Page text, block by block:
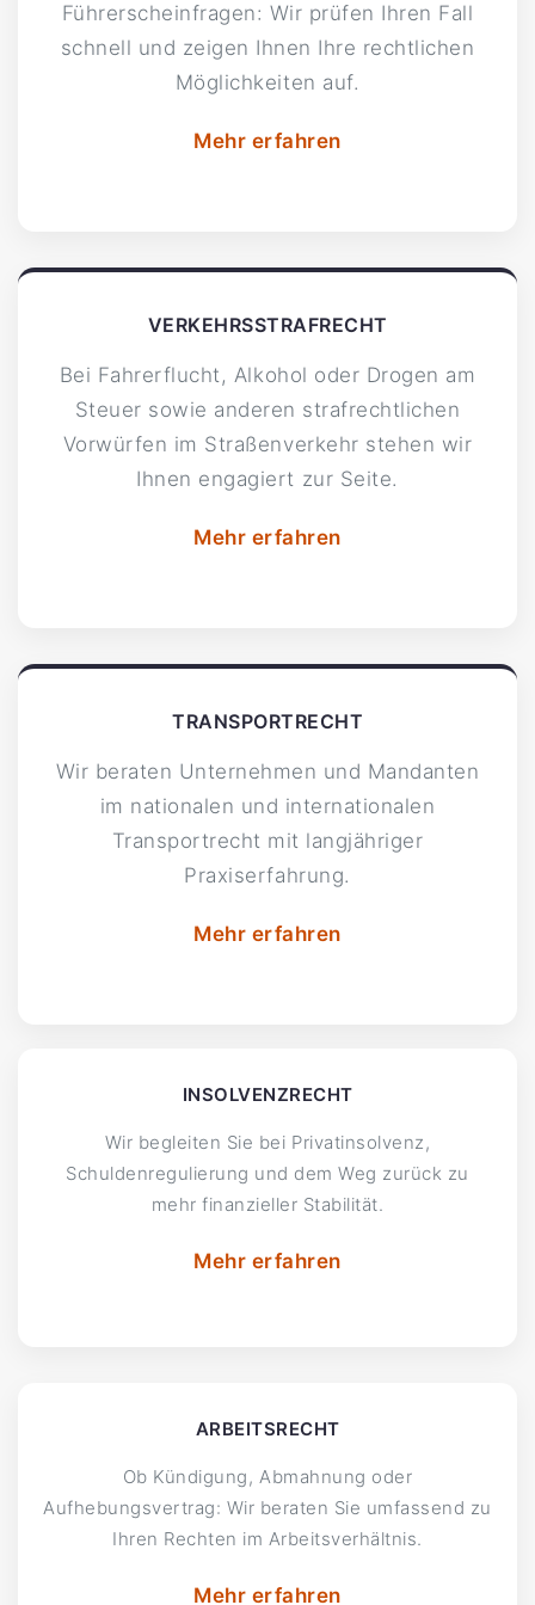
Führerscheinfragen: Wir prüfen Ihren Fall
schnell und zeigen Ihnen Ihre rechtlichen
Möglichkeiten auf.
Mehr erfahren
VERKEHRSSTRAFRECHT
Bei Fahrerflucht, Alkohol oder Drogen am
Steuer sowie anderen strafrechtlichen
Vorwürfen im Straßenverkehr stehen wir
Ihnen engagiert zur Seite.
Mehr erfahren
TRANSPORTRECHT
Wir beraten Unternehmen und Mandanten
im nationalen und internationalen
Transportrecht mit langjähriger
Praxiserfahrung.
Mehr erfahren
INSOLVENZRECHT
Wir begleiten Sie bei Privatinsolvenz,
Schuldenregulierung und dem Weg zurück zu
mehr finanzieller Stabilität.
Mehr erfahren
ARBEITSRECHT
Ob Kündigung, Abmahnung oder
Aufhebungsvertrag: Wir beraten Sie umfassend zu
Ihren Rechten im Arbeitsverhältnis.
Mehr erfahren